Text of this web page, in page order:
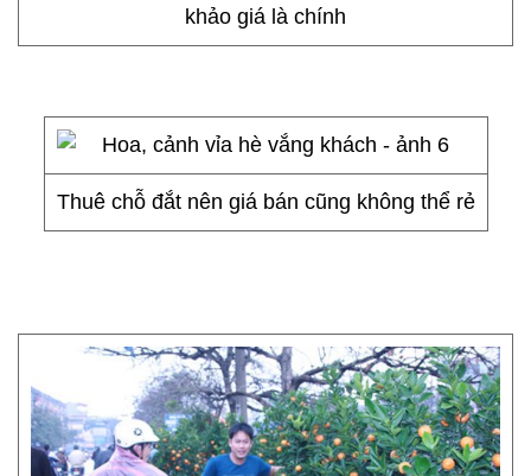
khảo giá là chính
Thuê chỗ đắt nên giá bán cũng không thể rẻ